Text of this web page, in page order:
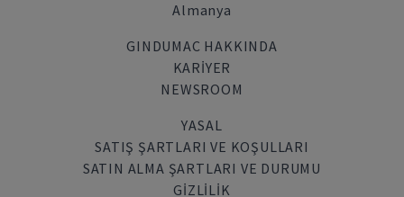
Almanya
GINDUMAC HAKKINDA
KARIYER
NEWSROOM
YASAL
SATIŞ ŞARTLARI VE KOŞULLARI
SATIN ALMA ŞARTLARI VE DURUMU
GİZLİLİK